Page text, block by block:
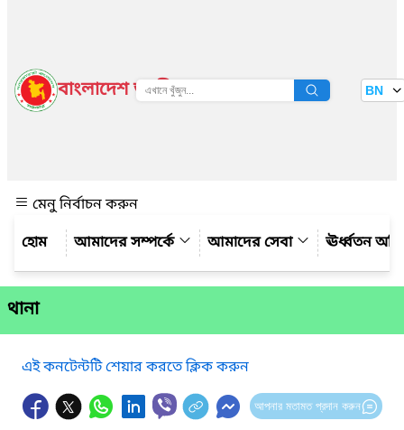
বাংলাদেশ জাতীয় তথ্য বাতায়ন BN
মেনু নির্বাচন করুন
আমাদের সম্পর্কে
আমাদের সেবা ঊর্ধ্বতন
থানা
এই কনটেন্টটি শেয়ার করতে ক্লিক করুন
আপনার মতামত প্রদান করুন